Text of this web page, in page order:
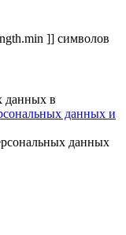
]] символов
данных в
данных и
данных